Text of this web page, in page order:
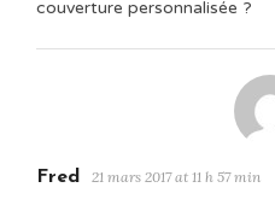
couverture personnalisée ?
Fred 21 mars 2017 at 11 h 57 min